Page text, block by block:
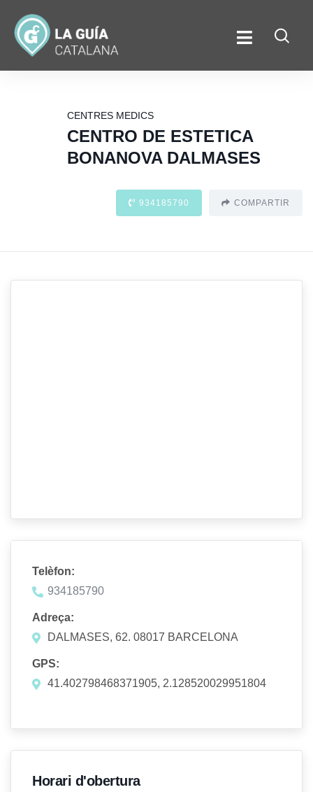
CENTRES MEDICS
CENTRO DE ESTETICA
BONANOVA DALMASES
934185790 COMPARTIR
Telèfon:
934185790
Adreça:
DALMASES, 62. 08017 BARCELONA
GPS:
41.402798468371905, 2.128520029951804
Horari d'obertura